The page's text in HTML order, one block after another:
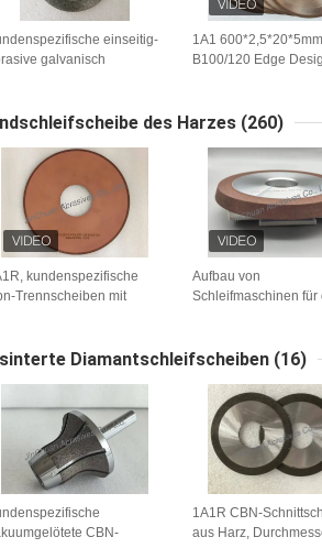
einseitig-
galvanisch
B60/70
1A1 600*2,5*20*5mm
B100/120 Edge
des Harzes (260)
kundenspezifische
Trennscheiben mit
werden
Aufbau von
Schleifmaschinen für
Diamantschleifscheiben (16)
CBN-
1A1R CBN-
aus Harz,